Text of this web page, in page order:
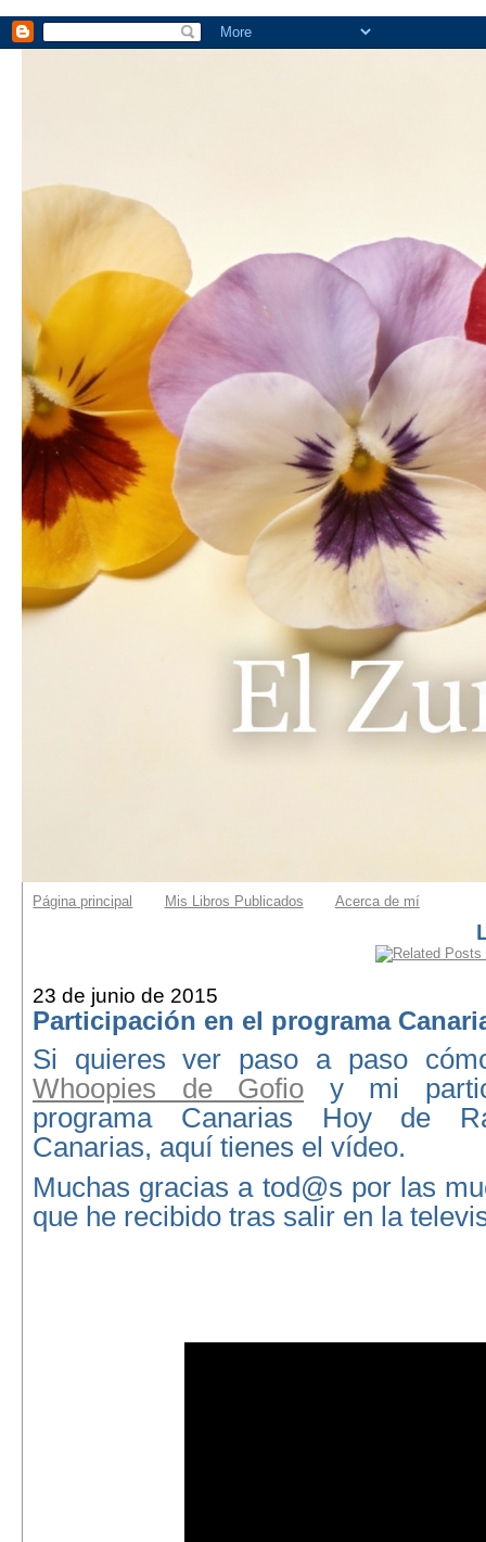
Página principal Mis Libros Publicados Acerca de mí
23 de junio de 2015
Participación en el programa
Si quieres ver paso a paso
Whoopies de Gofio y mi
programa Canarias Hoy de
Canarias, aquí tienes el vídeo.
Muchas gracias a tod@s por las
que he recibido tras salir en la